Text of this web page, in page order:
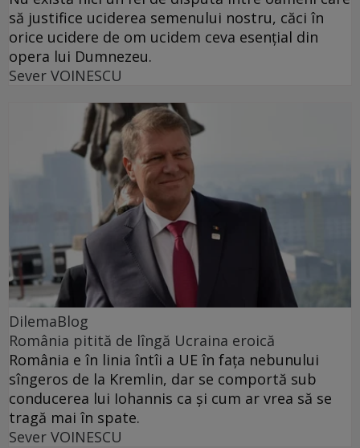
să justifice uciderea semenului nostru, căci în
orice ucidere de om ucidem ceva esențial din
opera lui Dumnezeu.
Sever VOINESCU
DilemaBlog
România pitită de lîngă Ucraina eroică
România e în linia întîi a UE în fața nebunului
sîngeros de la Kremlin, dar se comportă sub
conducerea lui Iohannis ca și cum ar vrea să se
tragă mai în spate.
Sever VOINESCU